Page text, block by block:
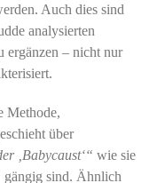
Auch dies sind
analysierten
ergänzen – nicht nur
Methode,
über
‚Babycaust‘“ wie sie
gängig sind. Ähnlich